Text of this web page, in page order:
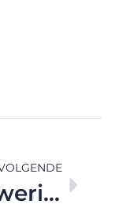
Echt Belgisch bier bij deze bierbrouwerij nabij Geel